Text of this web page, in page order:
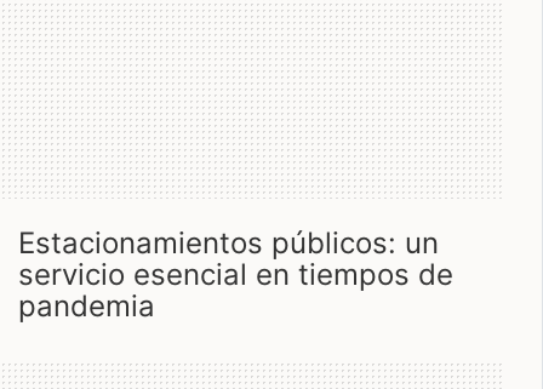
estacionamientos públicos: un
servicio esencial en tiempos de
pandemia